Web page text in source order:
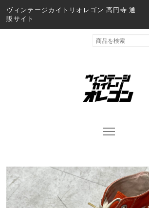
ヴィンテージカイトリオレゴン 高円寺 通
販サイト